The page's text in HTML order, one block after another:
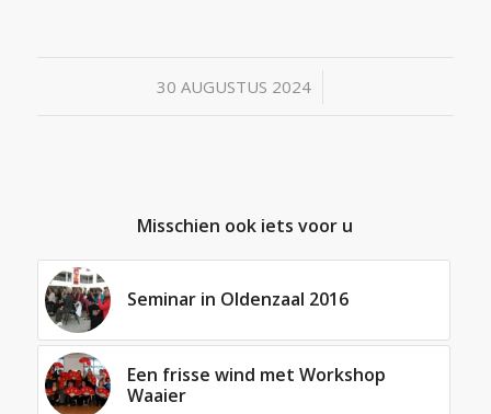
30 AUGUSTUS 2024
/
Misschien ook iets voor u
Seminar in Oldenzaal 2016
Een frisse wind met Workshop
Waaier